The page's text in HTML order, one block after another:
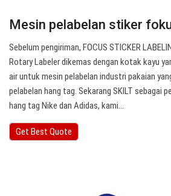
Mesin pelabelan stiker
Sebelum pengiriman, FOCUS STICKER
Rotary Labeler dikemas dengan kotak kayu
air untuk mesin pelabelan industri pakaian
pelabelan hang tag. Sekarang SKILT sebagai
hang tag Nike dan Adidas, kami…
Get Best Quote